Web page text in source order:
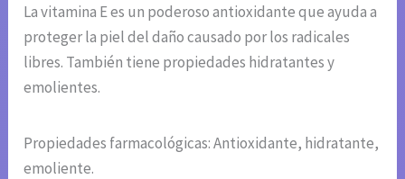
La vitamina E es un poderoso antioxidante que ayuda a
proteger la piel del daño causado por los radicales
libres. También tiene propiedades hidratantes y
emolientes.
Propiedades farmacológicas: Antioxidante, hidratante,
emoliente.